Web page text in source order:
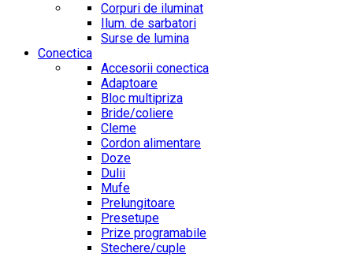
Corpuri de iluminat
Ilum. de sarbatori
Surse de lumina
Conectica
Accesorii conectica
Adaptoare
Bloc multipriza
Bride/coliere
Cleme
Cordon alimentare
Doze
Dulii
Mufe
Prelungitoare
Presetupe
Prize programabile
Stechere/cuple